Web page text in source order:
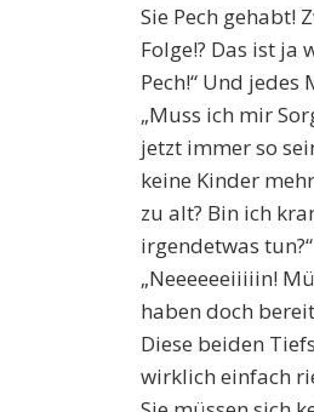
Sie Pech gehabt!
Folge!? Das ist ja
Pech!“ Und jedes
„Muss ich mir
jetzt immer so
keine Kinder
zu alt? Bin ich
irgendetwas tun?“
„Neeeeeeiiiiin!
haben doch
Diese beiden
wirklich einfach